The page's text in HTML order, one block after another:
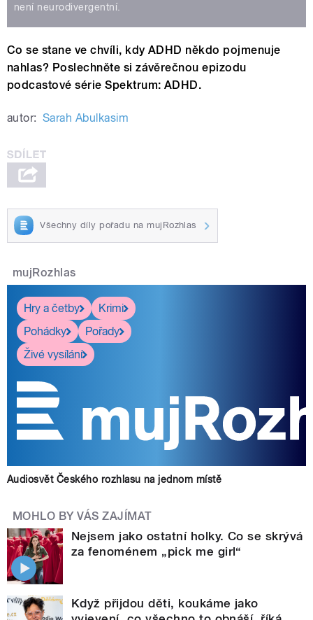
není neurodivergentní.
Co se stane ve chvíli, kdy ADHD někdo pojmenuje
nahlas? Poslechněte si závěrečnou epizodu
podcastové série Spektrum: ADHD.
autor: Sarah Abulkasim
Všechny díly pořadu na mujRozhlas
mujRozhlas
Hry a četby
Krimi
Pohádky
Pořady
Živé vysílání
Audiosvět Českého rozhlasu na jednom místě
MOHLO BY VÁS ZAJÍMAT
Nejsem jako ostatní holky. Co se skrývá
za fenoménem „pick me girl“
Když přijdou děti, koukáme jako